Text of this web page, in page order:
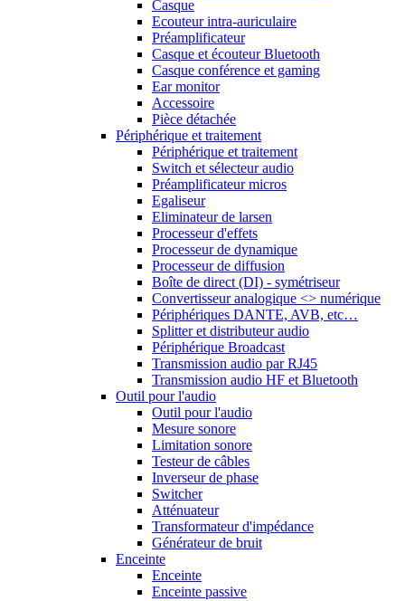
Casque
Ecouteur intra-auriculaire
Préamplificateur
Casque et écouteur Bluetooth
Casque conférence et gaming
Ear monitor
Accessoire
Pièce détachée
Périphérique et traitement
Périphérique et traitement
Switch et sélecteur audio
Préamplificateur micros
Egaliseur
Eliminateur de larsen
Processeur d'effets
Processeur de dynamique
Processeur de diffusion
Boîte de direct (DI) - symétriseur
Convertisseur analogique <> numérique
Périphériques DANTE, AVB, etc…
Splitter et distributeur audio
Périphérique Broadcast
Transmission audio par RJ45
Transmission audio HF et Bluetooth
Outil pour l'audio
Outil pour l'audio
Mesure sonore
Limitation sonore
Testeur de câbles
Inverseur de phase
Switcher
Atténuateur
Transformateur d'impédance
Générateur de bruit
Enceinte
Enceinte
Enceinte passive